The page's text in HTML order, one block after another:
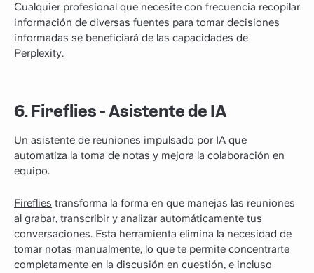
Cualquier profesional que necesite con frecuencia recopilar
información de diversas fuentes para tomar decisiones
informadas se beneficiará de las capacidades de
Perplexity.
6. Fireflies - Asistente de IA
Un asistente de reuniones impulsado por IA que
automatiza la toma de notas y mejora la colaboración en
equipo.
Fireflies transforma la forma en que manejas las reuniones
al grabar, transcribir y analizar automáticamente tus
conversaciones. Esta herramienta elimina la necesidad de
tomar notas manualmente, lo que te permite concentrarte
completamente en la discusión en cuestión, e incluso